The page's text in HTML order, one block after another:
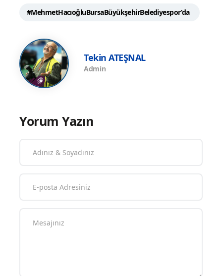
#MehmetHacıoğluBursaBüyükşehirBelediyespor’da
Tekin ATEŞNAL
Admin
Yorum Yazın